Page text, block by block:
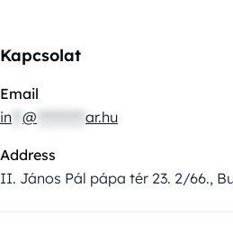
Kapcsolat
Email
in @ ar.hu
Address
II. János Pál pápa tér 23. 2/66.,